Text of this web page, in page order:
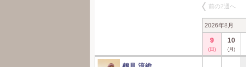
前の2週へ
2026年8月
9
(日)
10
(月)